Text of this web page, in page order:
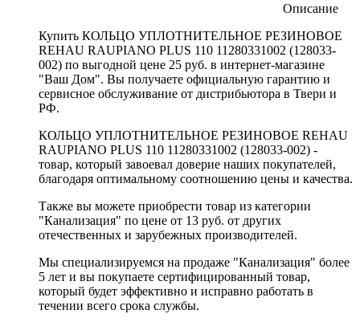
Описание
Купить КОЛЬЦО УПЛОТНИТЕЛЬНОЕ РЕЗИНОВОЕ
REHAU RAUPIANO PLUS 110 11280331002 (128033-
002) по выгодной цене 25 руб. в интернет-магазине
"Ваш Дом". Вы получаете официальную гарантию и
сервисное обслуживание от дистрибьютора в Твери и
РФ.
КОЛЬЦО УПЛОТНИТЕЛЬНОЕ РЕЗИНОВОЕ REHAU
RAUPIANO PLUS 110 11280331002 (128033-002) -
товар, который завоевал доверие наших покупателей,
благодаря оптимальному соотношению цены и качества.
Также вы можете приобрести товар из категории
"Канализация" по цене от 13 руб. от других
отечественных и зарубежных производителей.
Мы специализируемся на продаже "Канализация" более
5 лет и вы покупаете сертифицированный товар,
который будет эффективно и исправно работать в
течении всего срока службы.